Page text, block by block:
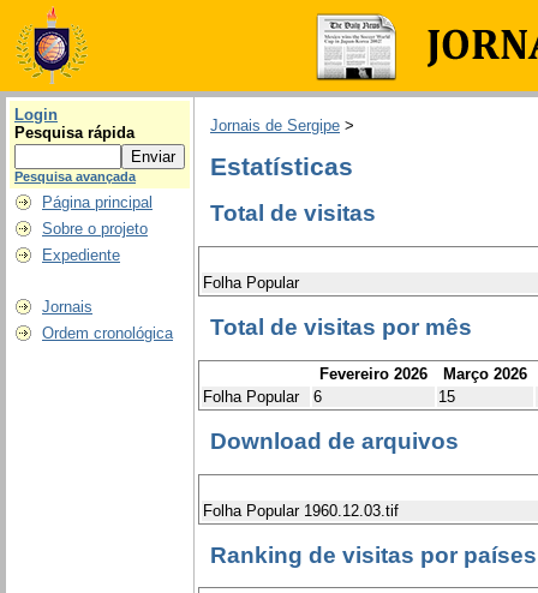
Login
Pesquisa rápida
Pesquisa avançada
Página principal
Sobre o projeto
Expediente
Jornais
Ordem cronológica
Jornais de Sergipe >
Estatísticas
Total de visitas
Folha Popular
Total de visitas por mês
Fevereiro 2026
Março 2026
Folha Popular
6 15
Download de arquivos
Folha Popular 1960.12.03.tif
Ranking de visitas por países